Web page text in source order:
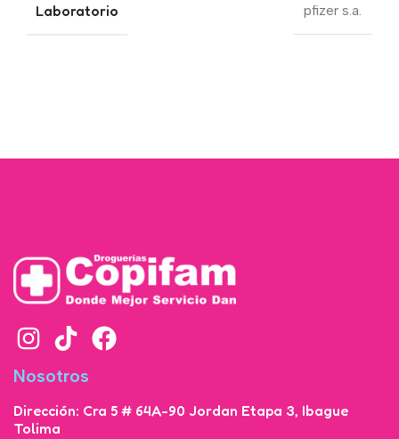
Laboratorio pfizer s.a.
Nosotros
Dirección: Cra 5 # 64A-90 Jordan Etapa 3, Ibague
Tolima